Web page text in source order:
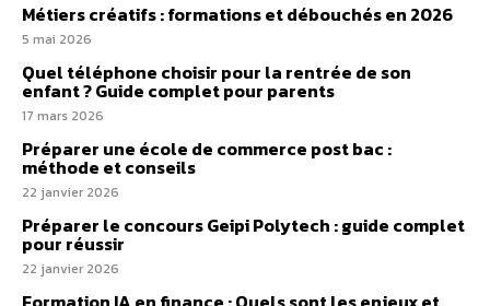
Métiers créatifs : formations et débouchés en 2026
5 mai 2026
Quel téléphone choisir pour la rentrée de son
enfant ? Guide complet pour parents
17 mars 2026
Préparer une école de commerce post bac :
méthode et conseils
22 janvier 2026
Préparer le concours Geipi Polytech : guide complet
pour réussir
22 janvier 2026